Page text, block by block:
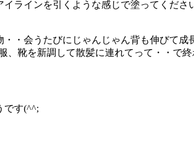
ラインを引くような感じで塗ってくだ
・会うたびにじゃんじゃん背も伸びて
靴を新調して散髪に連れてって・・で終
です(^^;